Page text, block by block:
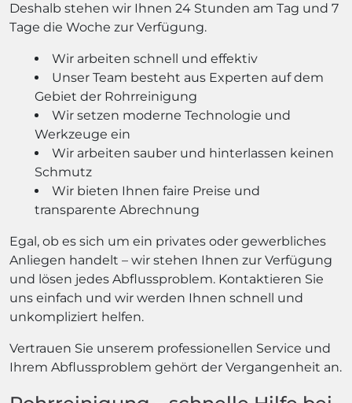
Deshalb stehen wir Ihnen 24 Stunden am Tag und 7
Tage die Woche zur Verfügung.
Wir arbeiten schnell und effektiv
Unser Team besteht aus Experten auf dem
Gebiet der Rohrreinigung
Wir setzen moderne Technologie und
Werkzeuge ein
Wir arbeiten sauber und hinterlassen keinen
Schmutz
Wir bieten Ihnen faire Preise und
transparente Abrechnung
Egal, ob es sich um ein privates oder gewerbliches
Anliegen handelt – wir stehen Ihnen zur Verfügung
und lösen jedes Abflussproblem. Kontaktieren Sie
uns einfach und wir werden Ihnen schnell und
unkompliziert helfen.
Vertrauen Sie unserem professionellen Service und
Ihrem Abflussproblem gehört der Vergangenheit an.